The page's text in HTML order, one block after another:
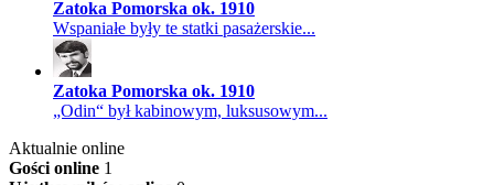
Zatoka Pomorska ok. 1910
Wspaniałe były te statki pasażerskie...
Zatoka Pomorska ok. 1910
„Odin“ był kabinowym, luksusowym...
Aktualnie online
Gości online 1